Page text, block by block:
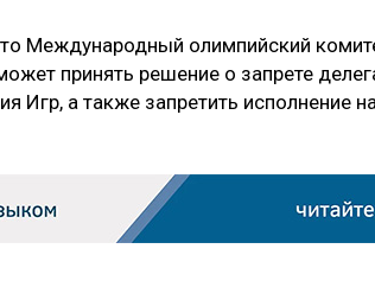
Международный олимпийский
принять решение о запрете
Игр, а также запретить исполнение